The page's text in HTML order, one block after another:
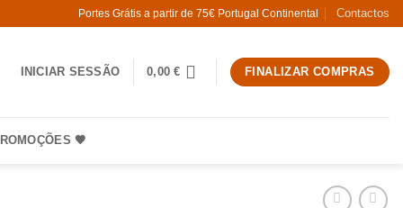
Portes Grátis a partir de 75€ Portugal Continental Contactos
INICIAR SESSÃO 0,00€ FINALIZAR COMPRAS
🧡